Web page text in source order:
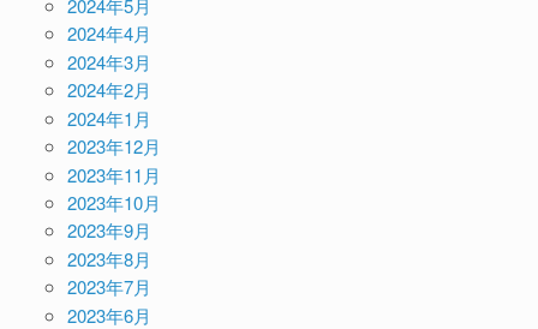
2024年4月
2024年3月
2024年2月
2024年1月
2023年12月
2023年11月
2023年10月
2023年9月
2023年8月
2023年7月
2023年6月